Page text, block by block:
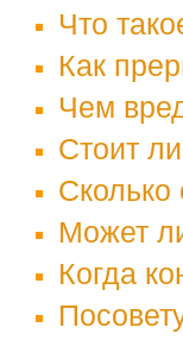
Что
Как
Чем
Стоит
Сколько
Может
Когда